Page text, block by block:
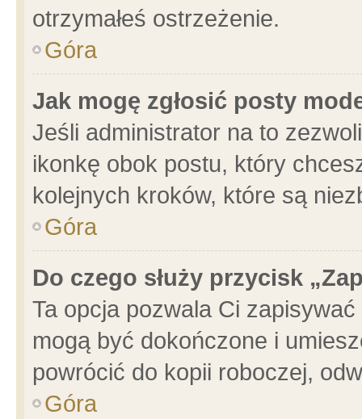
otrzymałeś ostrzeżenie.
Góra
Jak mogę zgłosić posty
Jeśli administrator na to
ikonkę obok postu, który
kolejnych kroków, które są
Góra
Do czego służy przycisk
Ta opcja pozwala Ci
mogą być dokończone i
powrócić do kopii roboczej,
Góra